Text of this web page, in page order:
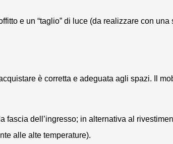
e un “taglio” di luce (da realizzare con una
è corretta e adeguata agli spazi. Il
fascia dell’ingresso; in alternativa al
alle alte temperature).